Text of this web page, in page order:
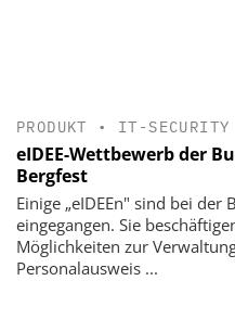
PRODUKT • IT-SECURITY
eIDEE-Wettbewerb der
Bergfest
Einige „eIDEEn" sind bei
eingegangen. Sie
Möglichkeiten zur
Personalausweis ...